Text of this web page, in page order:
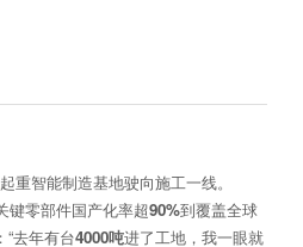
起重智能制造基地驶向施工一线。
键零部件国产化率超90%到覆盖全球
“去年有台4000吨进了工地，我一眼就